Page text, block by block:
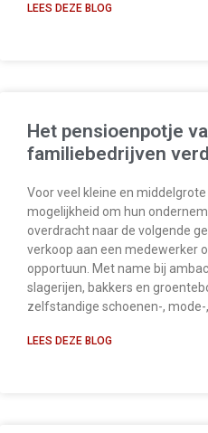
LEES DEZE BLOG
Het pensioenpotje
familiebedrijven
Voor veel kleine en
mogelijkheid om hun
overdracht naar de volgende
verkoop aan een medewerker
opportuun. Met name bij
slagerijen, bakkers en
zelfstandige schoenen-, mode-,
LEES DEZE BLOG